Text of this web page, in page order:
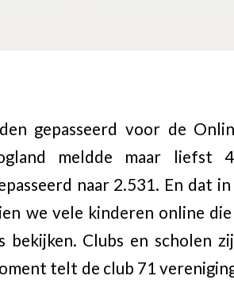
gepasseerd voor de
meldde maar liefst
naar 2.531. En dat
we vele kinderen online
bekijken. Clubs en scholen
telt de club 71